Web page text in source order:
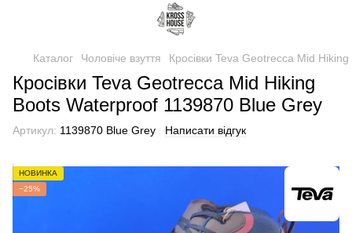
Каталог Чоловіче взуття Кросівки Teva Geotrecca Mid
Кросівки Teva Geotrecca Mid Hiking
Boots Waterproof 1139870 Blue Grey
Артикул: 1139870 Blue Grey Написати відгук
НОВИНКА
−25%